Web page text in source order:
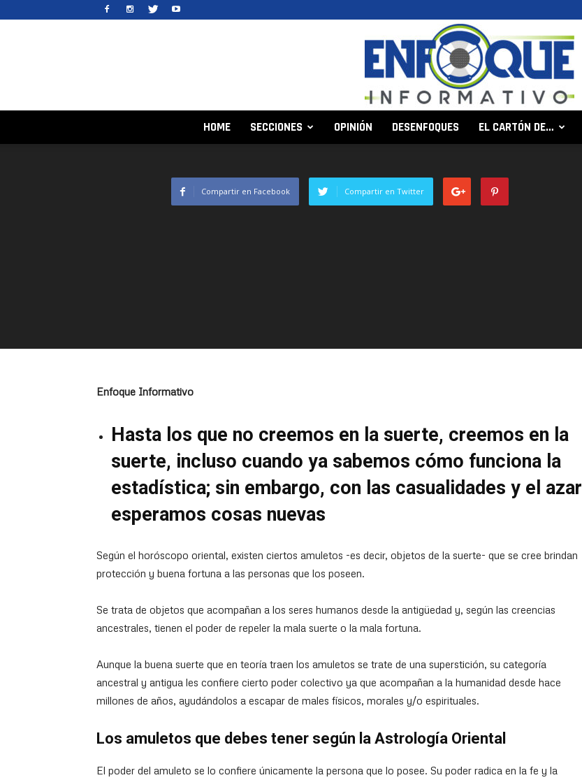
HOME SECCIONES OPINIÓN DESENFOQUES EL CARTÓN DE…
Compartir en Facebook Compartir en Twitter
Enfoque Informativo
Hasta los que no creemos en la suerte, creemos en la
suerte, incluso cuando ya sabemos cómo funciona la
estadística; sin embargo, con las casualidades y el azar
esperamos cosas nuevas
Según el horóscopo oriental, existen ciertos amuletos -es decir, objetos de la suerte- que se cree brindan
protección y buena fortuna a las personas que los poseen.
Se trata de objetos que acompañan a los seres humanos desde la antigüedad y, según las creencias
ancestrales, tienen el poder de repeler la mala suerte o la mala fortuna.
Aunque la buena suerte que en teoría traen los amuletos se trate de una superstición, su categoría
ancestral y antigua les confiere cierto poder colectivo ya que acompañan a la humanidad desde hace
millones de años, ayudándolos a escapar de males físicos, morales y/o espirituales.
Los amuletos que debes tener según la Astrología Oriental
El poder del amuleto se lo confiere únicamente la persona que lo posee. Su poder radica en la fe y la